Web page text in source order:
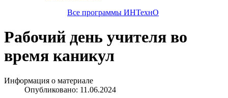
Все программы ИНТехнО
Рабочий день учителя во
время каникул
Информация о материале
Опубликовано: 11.06.2024